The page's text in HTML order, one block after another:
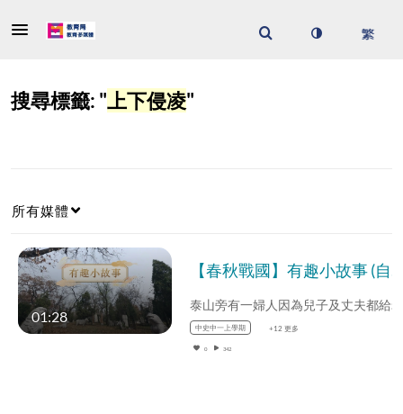
搜尋標籤: "上下侵凌"
所有媒體
01:28
中史中一上學期 +12 更多
0 342